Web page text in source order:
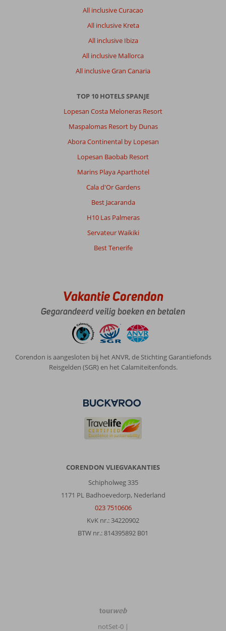
All inclusive Curacao
All inclusive Kreta
All inclusive Ibiza
All inclusive Mallorca
All inclusive Gran Canaria
TOP 10 HOTELS SPANJE
Lopesan Costa Meloneras Resort
Maspalomas Resort by Dunas
Abora Continental by Lopesan
Lopesan Baobab Resort
Marins Playa Aparthotel
Cala d'Or Gardens
Best Jacaranda
H10 Las Palmeras
Servateur Waikiki
Best Tenerife
Vakantie Corendon
Gegarandeerd veilig boeken en betalen
Corendon is aangesloten bij het ANVR, de Stichting Garantiefonds
Reisgelden (SGR) en het Calamiteitenfonds.
CORENDON VLIEGVAKANTIES
Schipholweg 335
1171 PL Badhoevedorp, Nederland
023 7510606
KvK nr.: 34220902
BTW nr.: 814395892 B01
TourWeb
©
notSet-0 |